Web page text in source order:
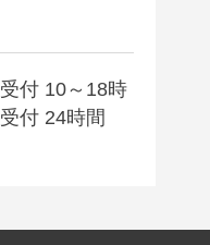
受付 10～18時
受付 24時間